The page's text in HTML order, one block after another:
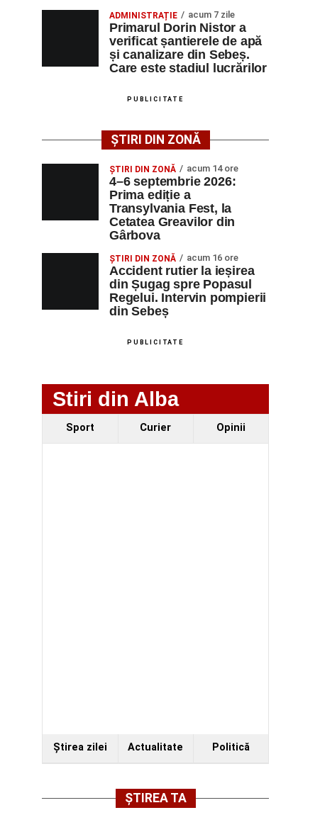
ADMINISTRAȚIE acum 7 zile
Primarul Dorin Nistor a
verificat șantierele de apă
și canalizare din Sebeș.
Care este stadiul lucrărilor
PUBLICITATE
ȘTIRI DIN ZONĂ
ȘTIRI DIN ZONĂ acum 14 ore
4–6 septembrie 2026:
Prima ediție a
Transylvania Fest, la
Cetatea Greavilor din
Gârbova
ȘTIRI DIN ZONĂ acum 16 ore
Accident rutier la ieșirea
din Șugag spre Popasul
Regelui. Intervin pompierii
din Sebeș
PUBLICITATE
Stiri din Alba
Sport Curier Opinii
Ştirea zilei Actualitate Politică
ȘTIREA TA